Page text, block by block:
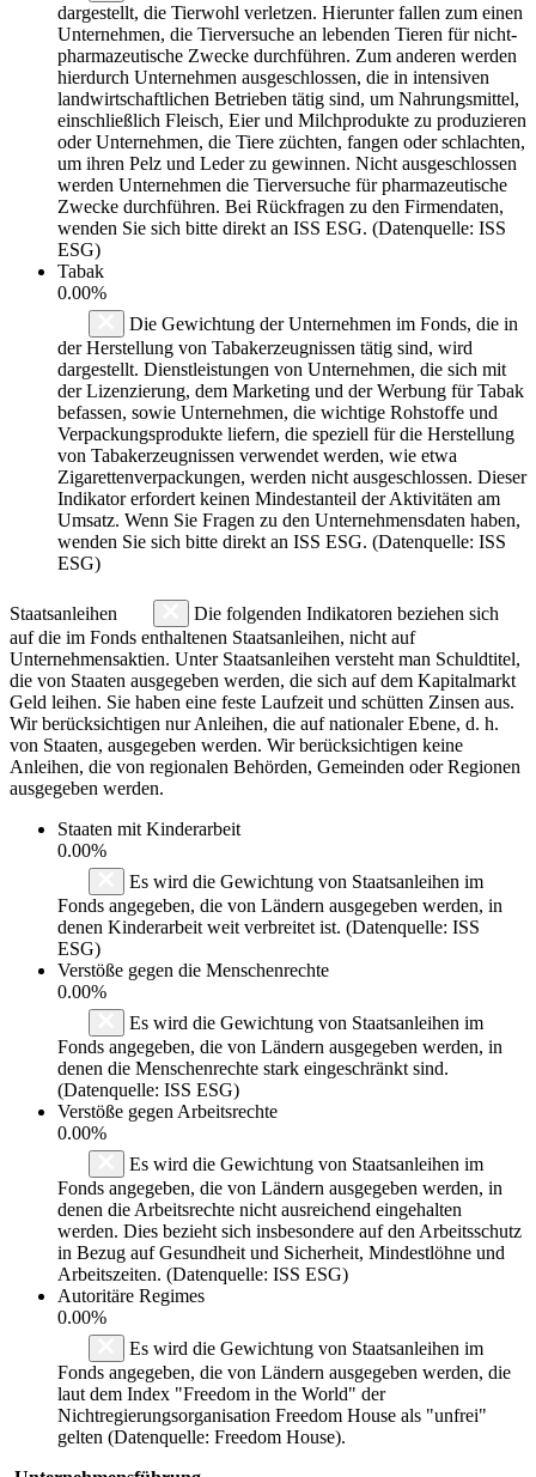
dargestellt, die Tierwohl verletzen. Hierunter fallen zum einen
Unternehmen, die Tierversuche an lebenden Tieren für nicht-
pharmazeutische Zwecke durchführen. Zum anderen werden
hierdurch Unternehmen ausgeschlossen, die in intensiven
landwirtschaftlichen Betrieben tätig sind, um Nahrungsmittel,
einschließlich Fleisch, Eier und Milchprodukte zu produzieren
oder Unternehmen, die Tiere züchten, fangen oder schlachten,
um ihren Pelz und Leder zu gewinnen. Nicht ausgeschlossen
werden Unternehmen die Tierversuche für pharmazeutische
Zwecke durchführen. Bei Rückfragen zu den Firmendaten,
wenden Sie sich bitte direkt an ISS ESG. (Datenquelle: ISS
ESG)
Tabak
0.00%
Die Gewichtung der Unternehmen im Fonds, die in
der Herstellung von Tabakerzeugnissen tätig sind, wird
dargestellt. Dienstleistungen von Unternehmen, die sich mit
der Lizenzierung, dem Marketing und der Werbung für Tabak
befassen, sowie Unternehmen, die wichtige Rohstoffe und
Verpackungsprodukte liefern, die speziell für die Herstellung
von Tabakerzeugnissen verwendet werden, wie etwa
Zigarettenverpackungen, werden nicht ausgeschlossen. Dieser
Indikator erfordert keinen Mindestanteil der Aktivitäten am
Umsatz. Wenn Sie Fragen zu den Unternehmensdaten haben,
wenden Sie sich bitte direkt an ISS ESG. (Datenquelle: ISS
ESG)
Staatsanleihen
Die folgenden Indikatoren beziehen sich
auf die im Fonds enthaltenen Staatsanleihen, nicht auf
Unternehmensaktien. Unter Staatsanleihen versteht man Schuldtitel,
die von Staaten ausgegeben werden, die sich auf dem Kapitalmarkt
Geld leihen. Sie haben eine feste Laufzeit und schütten Zinsen aus.
Wir berücksichtigen nur Anleihen, die auf nationaler Ebene, d. h.
von Staaten, ausgegeben werden. Wir berücksichtigen keine
Anleihen, die von regionalen Behörden, Gemeinden oder Regionen
ausgegeben werden.
Staaten mit Kinderarbeit
0.00%
Es wird die Gewichtung von Staatsanleihen im
Fonds angegeben, die von Ländern ausgegeben werden, in
denen Kinderarbeit weit verbreitet ist. (Datenquelle: ISS
ESG)
Verstöße gegen die Menschenrechte
0.00%
Es wird die Gewichtung von Staatsanleihen im
Fonds angegeben, die von Ländern ausgegeben werden, in
denen die Menschenrechte stark eingeschränkt sind.
(Datenquelle: ISS ESG)
Verstöße gegen Arbeitsrechte
0.00%
Es wird die Gewichtung von Staatsanleihen im
Fonds angegeben, die von Ländern ausgegeben werden, in
denen die Arbeitsrechte nicht ausreichend eingehalten
werden. Dies bezieht sich insbesondere auf den Arbeitsschutz
in Bezug auf Gesundheit und Sicherheit, Mindestlöhne und
Arbeitszeiten. (Datenquelle: ISS ESG)
Autoritäre Regimes
0.00%
Es wird die Gewichtung von Staatsanleihen im
Fonds angegeben, die von Ländern ausgegeben werden, die
laut dem Index "Freedom in the World" der
Nichtregierungsorganisation Freedom House als "unfrei"
gelten (Datenquelle: Freedom House).